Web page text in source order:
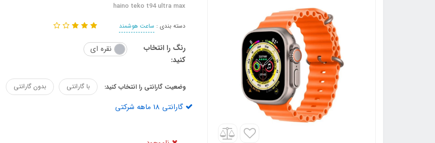
haino teko t94 ultra max
دسته بندی : ساعت هوشمند
رنگ را انتخاب
کنید:
نقره ای
وضعیت گارانتی را انتخاب کنید: با گارانتی بدون گارانتی
گارانتی 18 ماهه شرکتی